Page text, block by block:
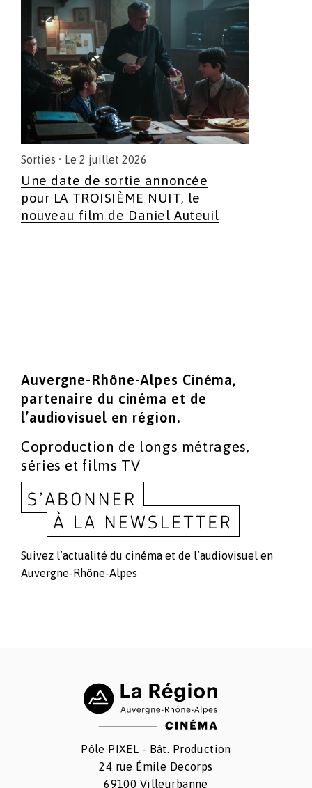
Sorties • Le 2 juillet 2026
Une date de sortie annoncée
pour LA TROISIÈME NUIT, le
nouveau film de Daniel Auteuil
Auvergne-Rhône-Alpes Cinéma,
partenaire du cinéma et de
l’audiovisuel en région.
Coproduction de longs métrages,
séries et films TV
Suivez l’actualité du cinéma et de l’audiovisuel en
Auvergne-Rhône-Alpes
Pôle PIXEL - Bât. Production
24 rue Émile Decorps
69100 Villeurbanne